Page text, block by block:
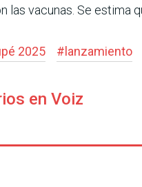
las vacunas. Se
2025 # lanzamiento
en Voiz